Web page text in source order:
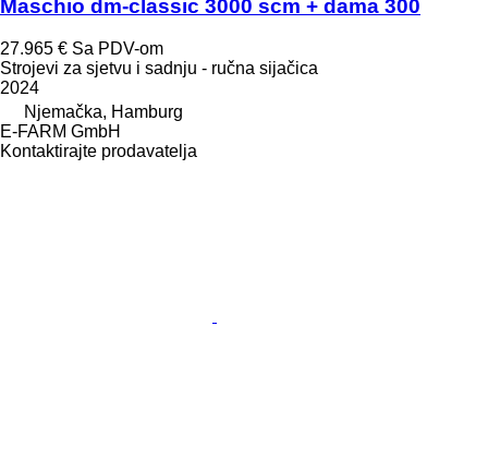
Maschio dm-classic 3000 scm + dama 300
27.965 € Sa PDV-om
Strojevi za sjetvu i sadnju - ručna sijačica
2024
Njemačka, Hamburg
E-FARM GmbH
Kontaktirajte prodavatelja